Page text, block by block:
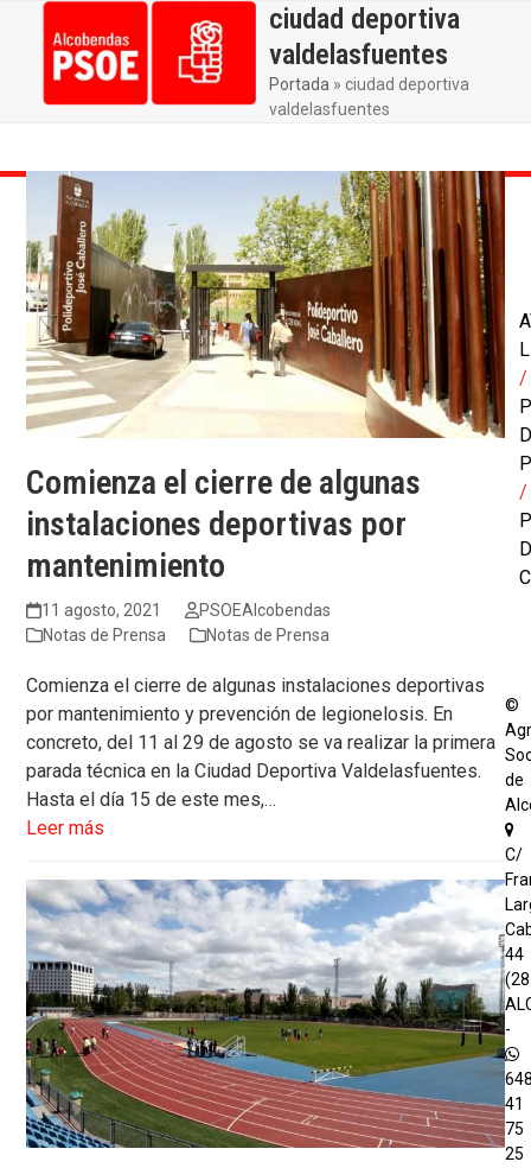
contentmobile
menu
mobile
menu
ciudad deportiva
valdelasfuentes
Portada » ciudad deportiva
valdelasfuentes
Comienza el cierre de algunas
instalaciones deportivas por
mantenimiento
11 agosto, 2021
PSOEAlcobendas
Notas de Prensa
Notas de Prensa
Comienza el cierre de algunas instalaciones deportivas
por mantenimiento y prevención de legionelosis. En
concreto, del 11 al 29 de agosto se va realizar la primera
parada técnica en la Ciudad Deportiva Valdelasfuentes.
Hasta el día 15 de este mes,…
Leer más
/
/
©
de
C/
44
-
41
75
25